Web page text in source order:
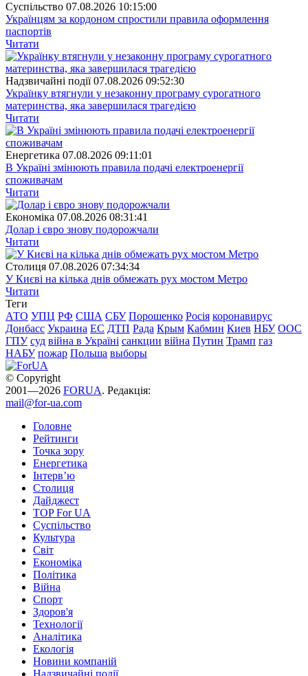
Суспiльство 07.08.2026 10:15:00
Українцям за кордоном спростили правила оформлення
паспортів
Читати
Надзвичайні події 07.08.2026 09:52:30
Українку втягнули у незаконну програму сурогатного
материнства, яка завершилася трагедією
Читати
Енергетика 07.08.2026 09:11:01
В Україні змінюють правила подачі електроенергії
споживачам
Читати
Економіка 07.08.2026 08:31:41
Долар і євро знову подорожчали
Читати
Столиця 07.08.2026 07:34:34
У Києві на кілька днів обмежать рух мостом Метро
Читати
Теги
АТО УПЦ РФ США СБУ Порошенко Росія коронавирус
Донбасс Украина ЕС ДТП Рада Крым Кабмин Киев НБУ ООС
ГПУ суд війна в Україні санкции війна Путин Трамп газ
НАБУ пожар Польша выборы
© Copyright
2001—2026 FORUA. Редакція:
mail@for-ua.com
Головне
Рейтинги
Точка зору
Енергетика
Інтерв’ю
Столиця
Дайджест
TOP For UA
Суспiльство
Культура
Світ
Економіка
Політика
Війна
Спорт
Здоров'я
Технології
Аналітика
Екологія
Новини компаній